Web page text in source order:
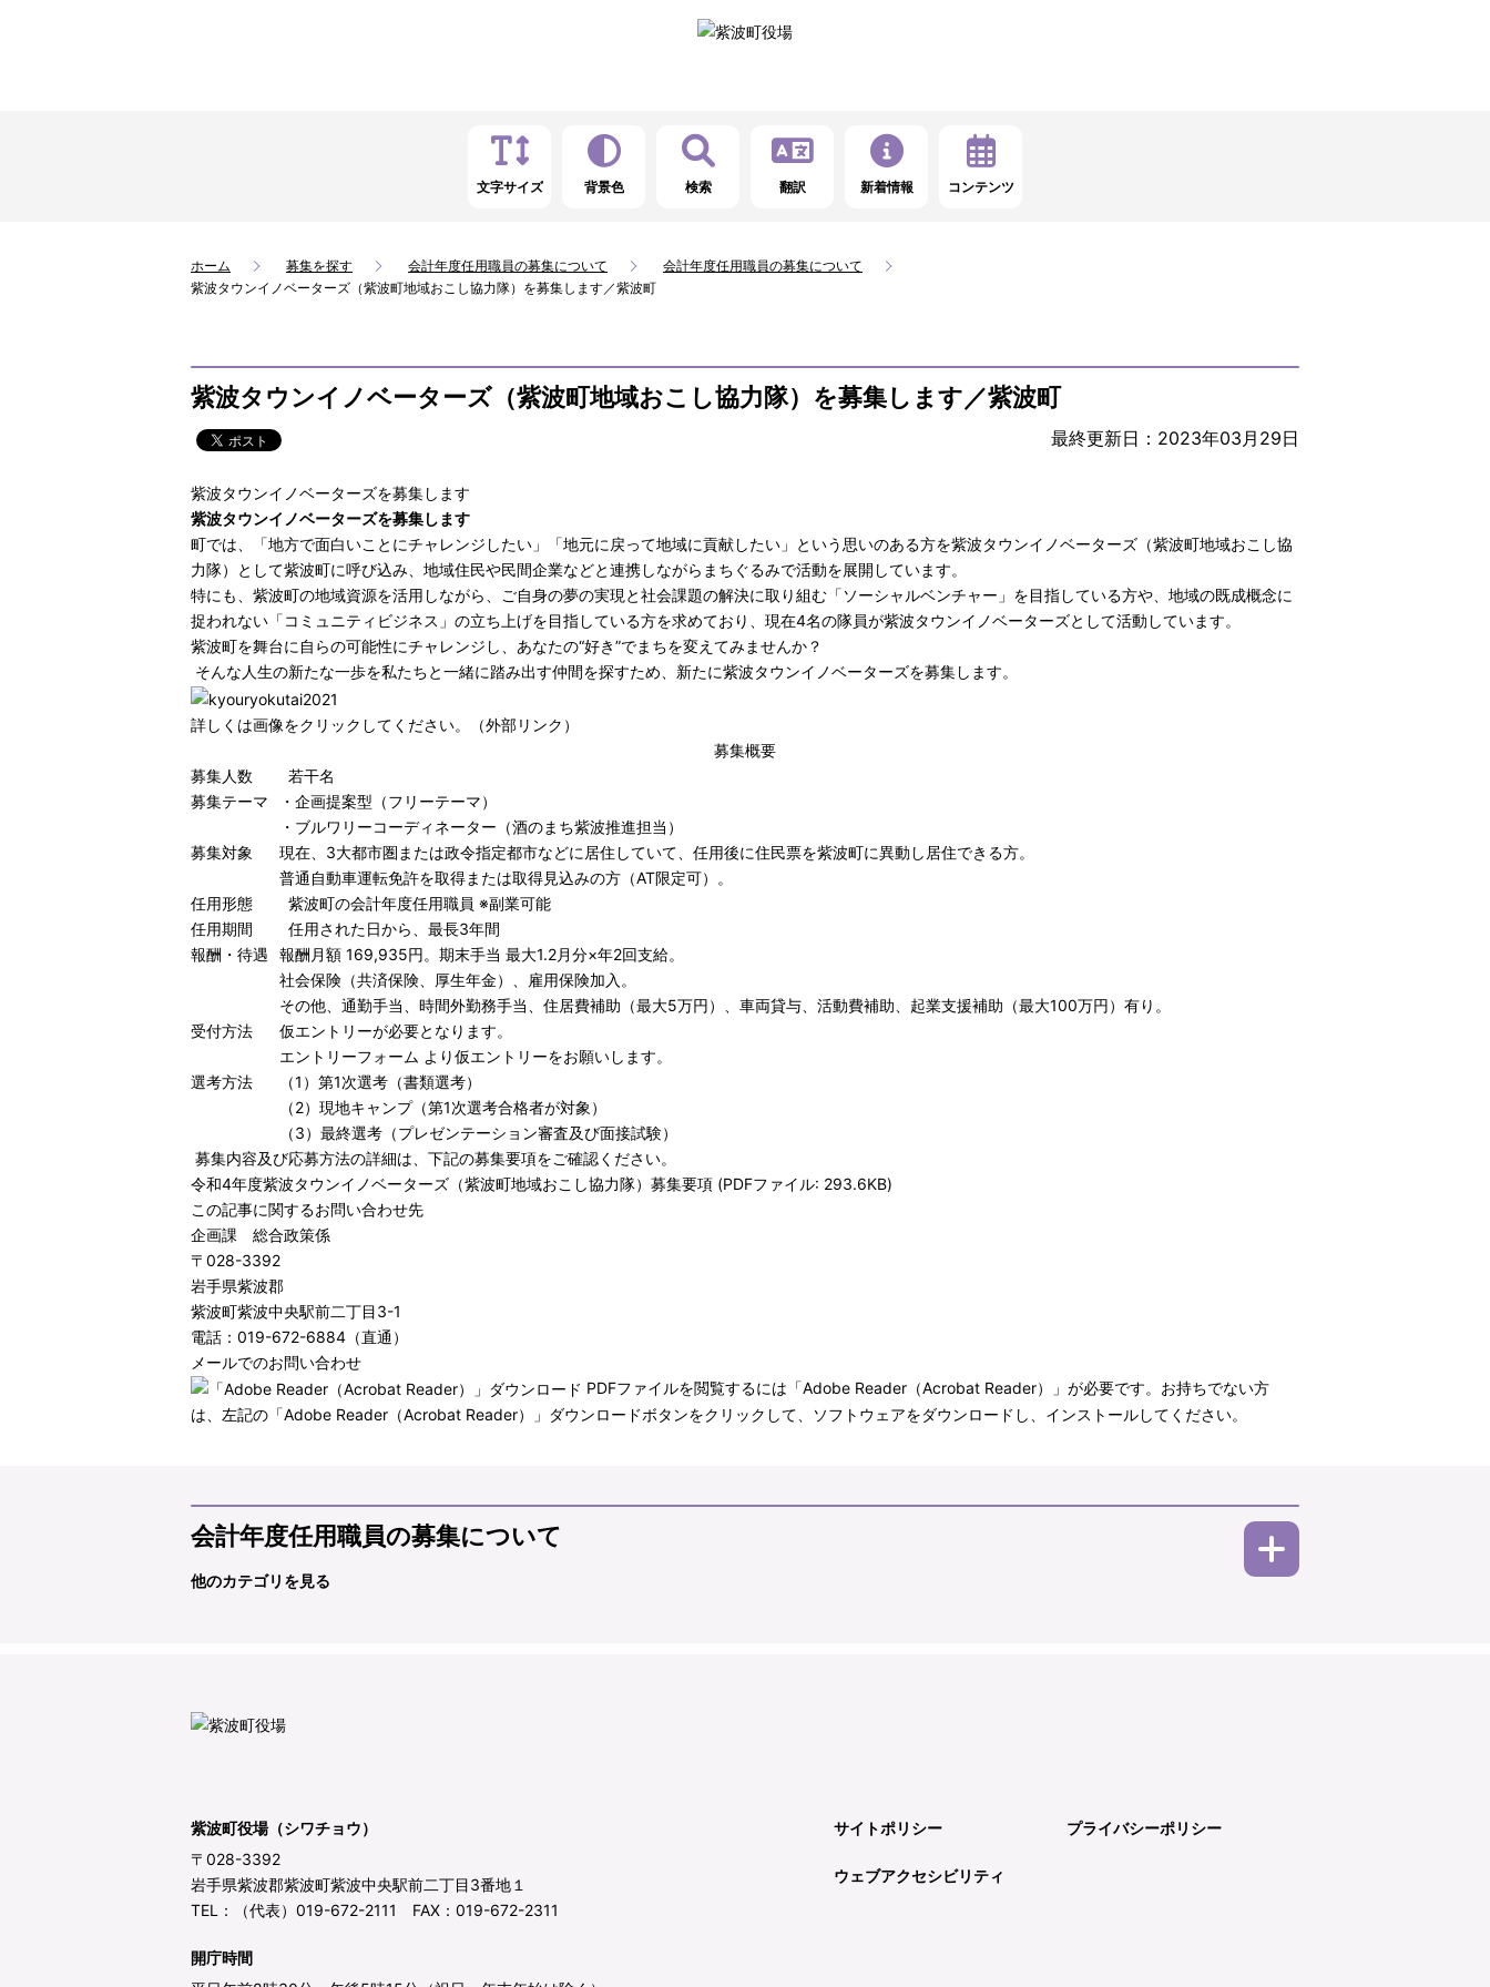
文字サイズ 背景色 検索 翻訳 新着情報 コンテンツ
ホーム 募集を探す 会計年度任用職員の募集について
会計年度任用職員の募集について
紫波タウンイノベーターズ（紫波町地域おこし協力隊）を募集します／紫波町
紫波タウンイノベーターズ（紫波町地域おこし協力隊）を募集します／紫波町
最終更新日：2023年03月29日
紫波タウンイノベーターズを募集します
紫波タウンイノベーターズを募集します
町では、「地方で面白いことにチャレンジしたい」「地元に戻って地域に貢献したい」という思いのある方を紫波タウンイノベーターズ（紫波町地域おこし協
力隊）として紫波町に呼び込み、地域住民や民間企業などと連携しながらまちぐるみで活動を展開しています。
特にも、紫波町の地域資源を活用しながら、ご自身の夢の実現と社会課題の解決に取り組む「ソーシャルベンチャー」を目指している方や、地域の既成概念に
捉われない「コミュニティビジネス」の立ち上げを目指している方を求めており、現在4名の隊員が紫波タウンイノベーターズとして活動しています。
紫波町を舞台に自らの可能性にチャレンジし、あなたの“好き”でまちを変えてみませんか？
そんな人生の新たな一歩を私たちと一緒に踏み出す仲間を探すため、新たに紫波タウンイノベーターズを募集します。
詳しくは画像をクリックしてください。（外部リンク）
募集概要
募集人数
若干名
募集テーマ
・企画提案型（フリーテーマ）
・ブルワリーコーディネーター（酒のまち紫波推進担当）
募集対象
現在、3大都市圏または政令指定都市などに居住していて、任用後に住民票を紫波町に異動し居住できる方。
普通自動車運転免許を取得または取得見込みの方（AT限定可）。
任用形態
紫波町の会計年度任用職員 ※副業可能
任用期間
任用された日から、最長3年間
報酬・待遇
報酬月額 169,935円。期末手当 最大1.2月分×年2回支給。
社会保険（共済保険、厚生年金）、雇用保険加入。
その他、通勤手当、時間外勤務手当、住居費補助（最大5万円）、車両貸与、活動費補助、起業支援補助（最大100万円）有り。
受付方法
仮エントリーが必要となります。
エントリーフォーム より仮エントリーをお願いします。
選考方法
（1）第1次選考（書類選考）
（2）現地キャンプ（第1次選考合格者が対象）
（3）最終選考（プレゼンテーション審査及び面接試験）
募集内容及び応募方法の詳細は、下記の募集要項をご確認ください。
令和4年度紫波タウンイノベーターズ（紫波町地域おこし協力隊）募集要項 (PDFファイル: 293.6KB)
この記事に関するお問い合わせ先
企画課 総合政策係
〒028-3392
岩手県紫波郡
紫波町紫波中央駅前二丁目3-1
電話：019-672-6884（直通）
メールでのお問い合わせ
PDFファイルを閲覧するには「Adobe Reader（Acrobat Reader）」が必要です。お持ちでない方
は、左記の「Adobe Reader（Acrobat Reader）」ダウンロードボタンをクリックして、ソフトウェアをダウンロードし、インストールしてください。
会計年度任用職員の募集について
他のカテゴリを見る
紫波町役場（シワチョウ）
〒028-3392
岩手県紫波郡紫波町紫波中央駅前二丁目3番地１
TEL：（代表）019-672-2111 FAX：019-672-2311
開庁時間
サイトポリシー プライバシーポリシー
ウェブアクセシビリティ